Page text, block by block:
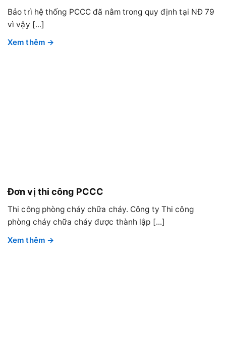
Bảo trì hệ thống PCCC đã nằm trong quy định tại NĐ 79
vì vậy [...]
Đơn vị thi công PCCC
Thi công phòng cháy chữa cháy. Công ty Thi công
phòng cháy chữa cháy được thành lập [...]